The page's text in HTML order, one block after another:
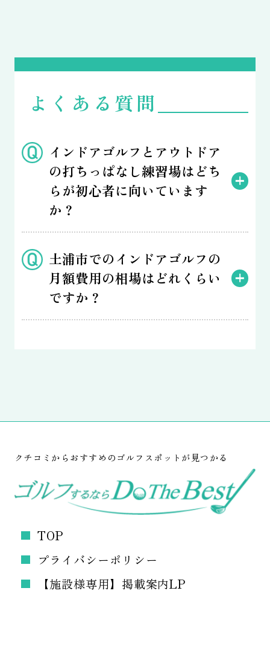
よくある質問
インドアゴルフとアウトドア
の打ちっぱなし練習場はどち
らが初心者に向いています
か？
土浦市でのインドアゴルフの
月額費用の相場はどれくらい
ですか？
クチコミからおすすめのゴルフスポットが見つかる
TOP
プライバシーポリシー
【施設様専用】掲載案内LP